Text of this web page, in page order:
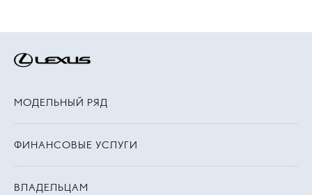
МОДЕЛЬНЫЙ РЯД
ФИНАНСОВЫЕ УСЛУГИ
ВЛАДЕЛЬЦАМ